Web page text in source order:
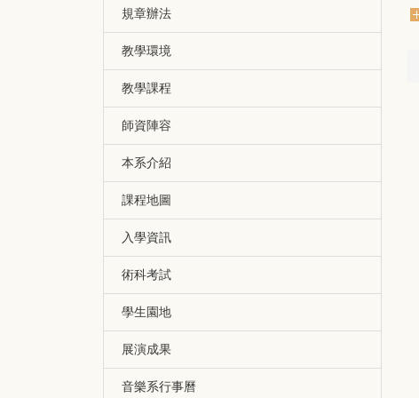
規章辦法
教學環境
教學課程
師資陣容
本系介紹
課程地圖
入學資訊
術科考試
學生園地
展演成果
音樂系行事曆